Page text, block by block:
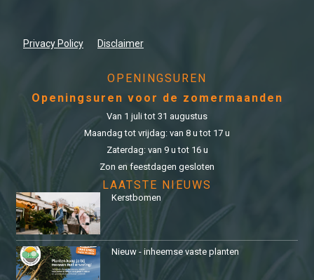
Privacy Policy Disclaimer
OPENINGSUREN
Openingsuren voor de zomermaanden
Van 1 juli tot 31 augustus
Maandag tot vrijdag: van 8 u tot 17 u
Zaterdag: van 9 u tot 16 u
Zon en feestdagen gesloten
LAATSTE NIEUWS
Kerstbomen
Nieuw - inheemse vaste planten